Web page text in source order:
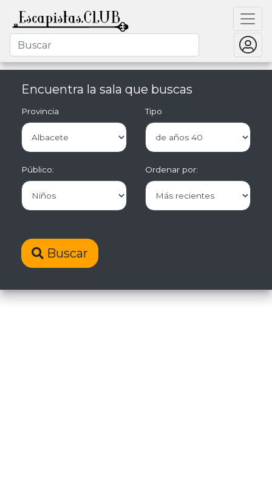
Encuentra la sala que buscas
Provincia Tipo
Público: Ordenar por:
Buscar